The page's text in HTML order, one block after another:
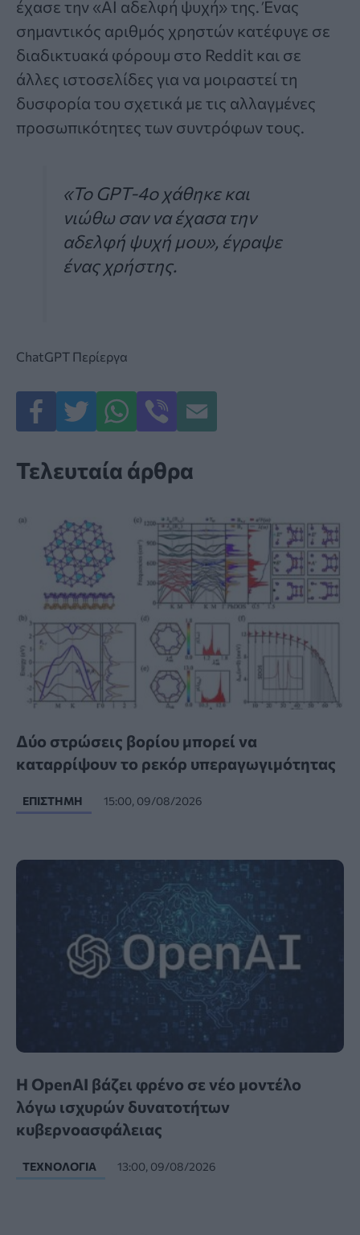
έχασε την «AI αδελφή ψυχή» της. Ένας
σημαντικός αριθμός χρηστών κατέφυγε σε
διαδικτυακά φόρουμ στο Reddit και σε
άλλες ιστοσελίδες για να μοιραστεί τη
δυσφορία του σχετικά με τις αλλαγμένες
προσωπικότητες των συντρόφων τους.
«Το GPT-4o χάθηκε και
νιώθω σαν να έχασα την
αδελφή ψυχή μου», έγραψε
ένας χρήστης.
ChatGPT Περίεργα
Τελευταία άρθρα
Δύο στρώσεις βορίου μπορεί να
καταρρίψουν το ρεκόρ υπεραγωγιμότητας
ΕΠΙΣΤΉΜΗ 15:00, 09/08/2026
Η OpenAI βάζει φρένο σε νέο μοντέλο
λόγω ισχυρών δυνατοτήτων
κυβερνοασφάλειας
ΤΕΧΝΟΛΟΓΊΑ 13:00, 09/08/2026